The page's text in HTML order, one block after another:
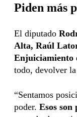
Piden más
El diputado
Alta, Raúl
Enjuiciamiento
todo, devolver
“Sentamos
poder. Esos son